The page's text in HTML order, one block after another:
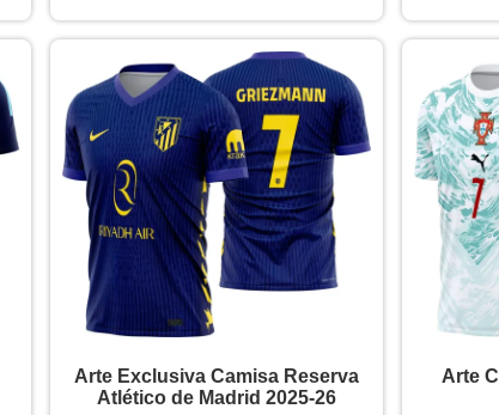
Arte Exclusiva Camisa Reserva
Atlético de Madrid 2025-26
Arte